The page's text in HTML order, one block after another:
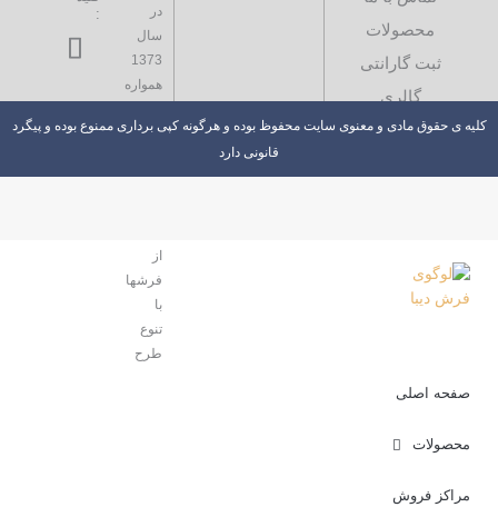
محصولات
ثبت گارانتی
گالری
در
سال
1373
همواره
نوآوری
از
فرشها
با
تنوع
طرح
:
کلیه ی حقوق مادی و معنوی سایت محفوظ بوده و هرگونه کپی برداری ممنوع بوده و پیگرد
قانونی دارد
صفحه اصلی
محصولات
مراکز فروش